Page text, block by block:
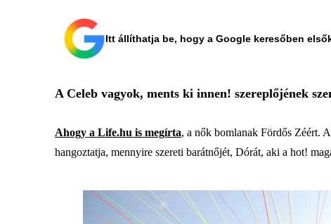
Itt állíthatja be, hogy a Google keresőben
A Celeb vagyok, ments ki innen! szereplőjének
Ahogy a Life.hu is megírta, a nők bomlanak Fördős Zéért.
hangoztatja, mennyire szereti barátnőjét, Dórát, aki a hot!